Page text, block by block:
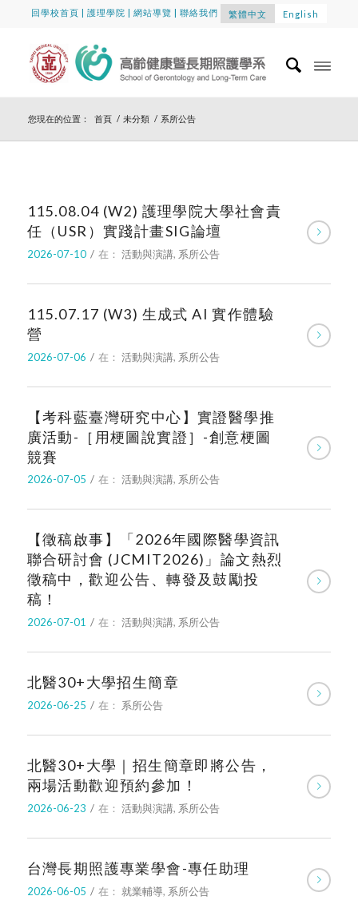
回學校首頁 |護理學院 |網站導覽 | 聯絡我們 繁體中文 English
您現在的位置： 首頁 / 未分類 / 系所公告
115.08.04 (W2) 護理學院大學社會責
任（USR）實踐計畫SIG論壇
2026-07-10 / 在： 活動與演講, 系所公告
115.07.17 (W3) 生成式 AI 實作體驗
營
2026-07-06 / 在： 活動與演講, 系所公告
【考科藍臺灣研究中心】實證醫學推
廣活動-［用梗圖說實證］-創意梗圖
競賽
2026-07-05 / 在： 活動與演講, 系所公告
【徵稿啟事】「2026年國際醫學資訊
聯合研討會 (JCMIT2026)」論文熱烈
徵稿中，歡迎公告、轉發及鼓勵投
稿！
2026-07-01 / 在： 活動與演講, 系所公告
北醫30+大學招生簡章
2026-06-25 / 在： 系所公告
北醫30+大學｜招生簡章即將公告，
兩場活動歡迎預約參加！
2026-06-23 / 在： 活動與演講, 系所公告
台灣長期照護專業學會-專任助理
2026-06-05 / 在： 就業輔導, 系所公告